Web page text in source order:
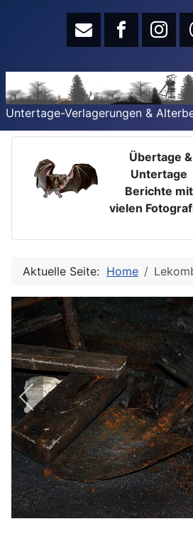
Untertage-Verlagerungen &
Übertage &
Untertage
Berichte mit
vielen
Aktuelle Seite: Home